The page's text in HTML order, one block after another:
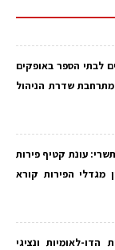
לבתי הספר באופקים
שדרת הניהול
עונת קטיף פירות
מגדלי הפירות קורא
לאומיות ונציגי